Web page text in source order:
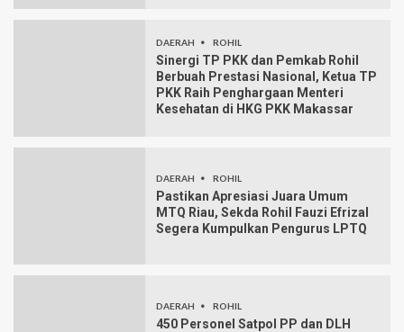
DAERAH ROHIL
Sinergi TP PKK dan Pemkab Rohil
Berbuah Prestasi Nasional, Ketua TP
PKK Raih Penghargaan Menteri
Kesehatan di HKG PKK Makassar
DAERAH ROHIL
Pastikan Apresiasi Juara Umum
MTQ Riau, Sekda Rohil Fauzi Efrizal
Segera Kumpulkan Pengurus LPTQ
DAERAH ROHIL
450 Personel Satpol PP dan DLH